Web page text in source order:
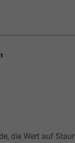
die Wert auf